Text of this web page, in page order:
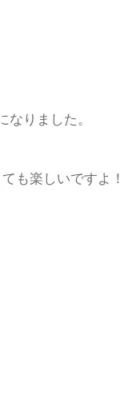
りました。
も楽しいですよ！